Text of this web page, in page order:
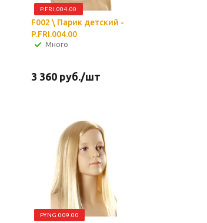
P.FRI.004.00
F002 \ Парик детский -
P.FRI.004.00
Много
3 360руб./шт
PYNG.009.00